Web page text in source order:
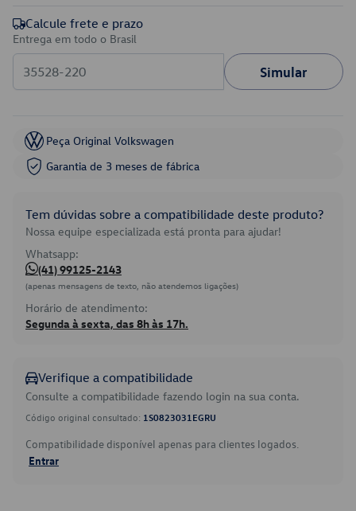
Calcule frete e prazo
Entrega em todo o Brasil
Simular
Peça Original Volkswagen
Garantia de 3 meses de fábrica
Tem dúvidas sobre a compatibilidade deste produto?
Nossa equipe especializada está pronta para ajudar!
Whatsapp:
(41) 99125-2143
(apenas mensagens de texto, não atendemos ligações)
Horário de atendimento:
Segunda à sexta, das 8h às 17h.
Verifique a compatibilidade
Consulte a compatibilidade fazendo login na sua conta.
Código original consultado: 1S0823031EGRU
Compatibilidade disponível apenas para clientes logados.
Entrar